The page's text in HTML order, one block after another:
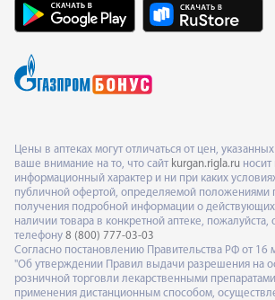
Цены в аптеках могут отличаться от цен,
ваше внимание на то, что сайт kurgan.rigla.ru
информационный характер и ни при каких
публичной офертой, определяемой положениями
получения подробной информации о действующих
наличии товара в конкретной аптеке, пожалуйста,
телефону 8 (800) 777-03-03
Согласно постановлению Правительства РФ от 16
"Об утверждении Правил выдачи разрешения на
розничной торговли лекарственными
применения дистанционным способом,